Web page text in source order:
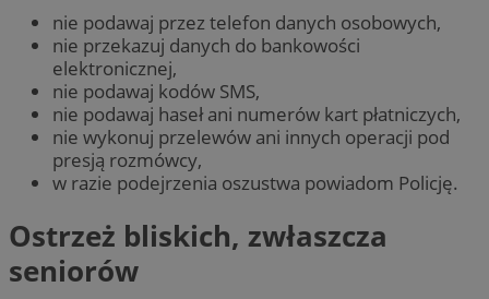
nie podawaj przez telefon danych osobowych,
nie przekazuj danych do bankowości
elektronicznej,
nie podawaj kodów SMS,
nie podawaj haseł ani numerów kart płatniczych,
nie wykonuj przelewów ani innych operacji pod
presją rozmówcy,
w razie podejrzenia oszustwa powiadom Policję.
Ostrzeż bliskich, zwłaszcza
seniorów